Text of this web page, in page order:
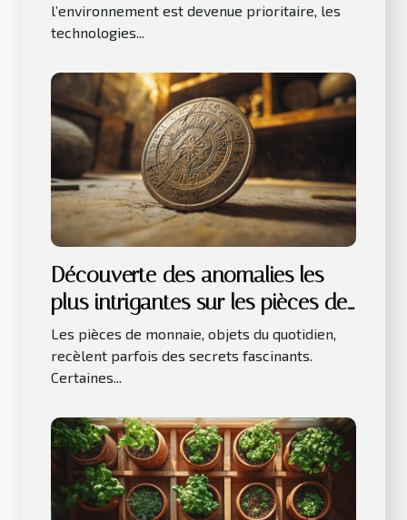
l’environnement est devenue prioritaire, les
technologies...
Découverte des anomalies les
plus intrigantes sur les pièces de
monnaie
Les pièces de monnaie, objets du quotidien,
recèlent parfois des secrets fascinants.
Certaines...